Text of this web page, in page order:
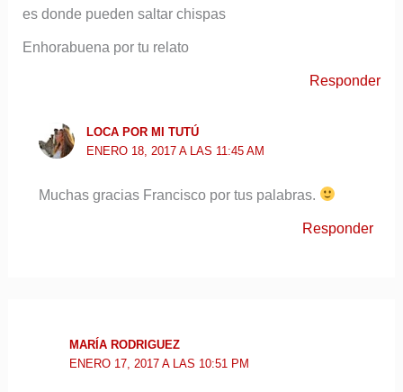
es donde pueden saltar chispas
Enhorabuena por tu relato
Responder
LOCA POR MI TUTÚ
ENERO 18, 2017 A LAS 11:45 AM
Muchas gracias Francisco por tus palabras.
Responder
MARÍA RODRIGUEZ
ENERO 17, 2017 A LAS 10:51 PM